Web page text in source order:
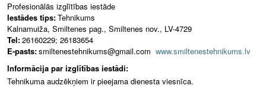
Profesionālās izglītības iestāde
Iestādes tips:Tehnikums
Kalnamuiža, Smiltenes pag., Smiltenes nov., LV-4729
Tel:26160229; 26183654
E-pasts:smiltenestehnikums@gmail.com www.smiltenestehnikums.lv
Informācija par izglītības iestādi:
Tehnikuma audzēkņiem ir pieejama dienesta viesnīca.